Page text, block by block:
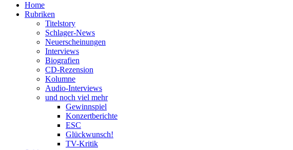
Home
Rubriken
Titelstory
Schlager-News
Neuerscheinungen
Interviews
Biografien
CD-Rezension
Kolumne
Audio-Interviews
und noch viel mehr
Gewinnspiel
Konzertberichte
ESC
Glückwunsch!
TV-Kritik